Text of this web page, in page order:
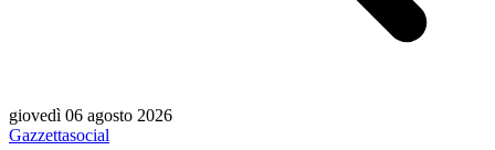
giovedì 06 agosto 2026
Gazzettasocial